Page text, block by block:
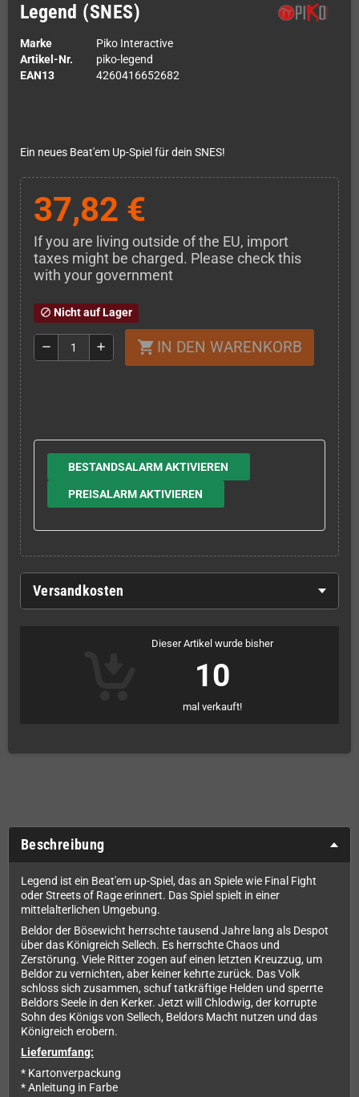
Legend (SNES)
Marke
Piko Interactive
Artikel-Nr.
piko-legend
EAN13
4260416652682
Ein neues Beat'em Up-Spiel für dein SNES!
37,82 €
If you are living outside of the EU, import
taxes might be charged. Please check this
with your government
block Nicht auf Lager
remove add shopping_cart IN DEN WARENKORB
BESTANDSALARM AKTIVIEREN
PREISALARM AKTIVIEREN
Versandkosten
Dieser Artikel wurde bisher
10
mal verkauft!
Beschreibung
Legend ist ein Beat'em up-Spiel, das an Spiele wie Final Fight
oder Streets of Rage erinnert. Das Spiel spielt in einer
mittelalterlichen Umgebung.
Beldor der Bösewicht herrschte tausend Jahre lang als Despot
über das Königreich Sellech. Es herrschte Chaos und
Zerstörung. Viele Ritter zogen auf einen letzten Kreuzzug, um
Beldor zu vernichten, aber keiner kehrte zurück. Das Volk
schloss sich zusammen, schuf tatkräftige Helden und sperrte
Beldors Seele in den Kerker. Jetzt will Chlodwig, der korrupte
Sohn des Königs von Sellech, Beldors Macht nutzen und das
Königreich erobern.
Lieferumfang:
* Kartonverpackung
* Anleitung in Farbe